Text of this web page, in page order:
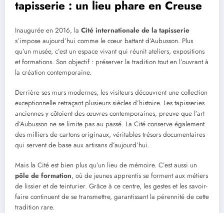
tapisserie : un lieu phare en Creuse
Inaugurée en 2016, la Cité internationale de la tapisserie
s’impose aujourd’hui comme le cœur battant d’Aubusson. Plus
qu’un musée, c’est un espace vivant qui réunit ateliers, expositions
et formations. Son objectif : préserver la tradition tout en l’ouvrant à
la création contemporaine.
Derrière ses murs modernes, les visiteurs découvrent une collection
exceptionnelle retraçant plusieurs siècles d’histoire. Les tapisseries
anciennes y côtoient des œuvres contemporaines, preuve que l’art
d’Aubusson ne se limite pas au passé. La Cité conserve également
des milliers de cartons originaux, véritables trésors documentaires
qui servent de base aux artisans d’aujourd’hui.
Mais la Cité est bien plus qu’un lieu de mémoire. C’est aussi un
pôle de formation, où de jeunes apprentis se forment aux métiers
de lissier et de teinturier. Grâce à ce centre, les gestes et les savoir-
faire continuent de se transmettre, garantissant la pérennité de cette
tradition rare.